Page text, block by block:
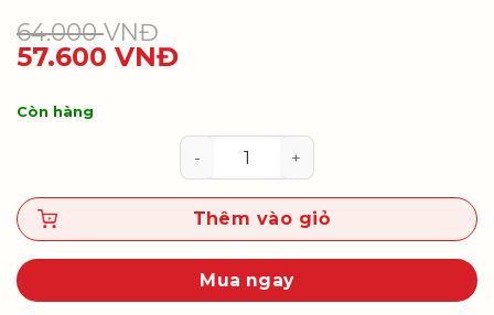
64.000VNĐ
57.600 VNĐ
Còn hàng
Dạy và học Ngữ văn theo
Thêm vào giỏ
Mua ngay